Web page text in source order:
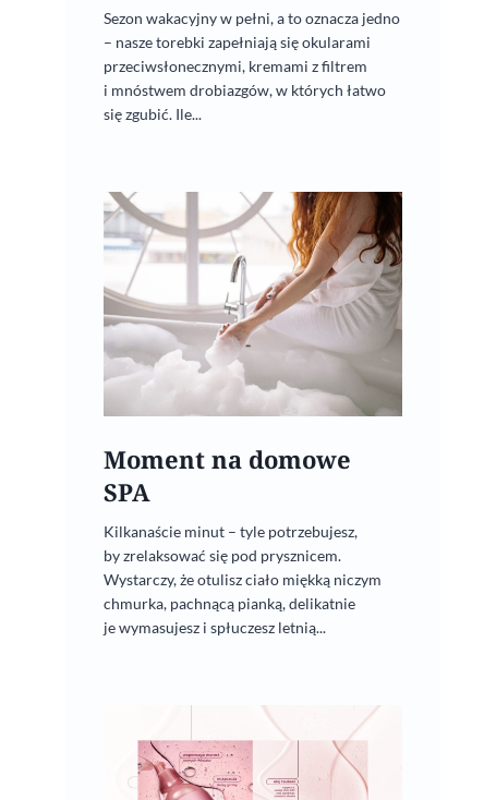
Sezon wakacyjny w pełni, a to oznacza jedno
– nasze torebki zapełniają się okularami
przeciwsłonecznymi, kremami z filtrem
i mnóstwem drobiazgów, w których łatwo
się zgubić. Ile...
Moment na domowe
SPA
Kilkanaście minut – tyle potrzebujesz,
by zrelaksować się pod prysznicem.
Wystarczy, że otulisz ciało miękką niczym
chmurka, pachnącą pianką, delikatnie
je wymasujesz i spłuczesz letnią...